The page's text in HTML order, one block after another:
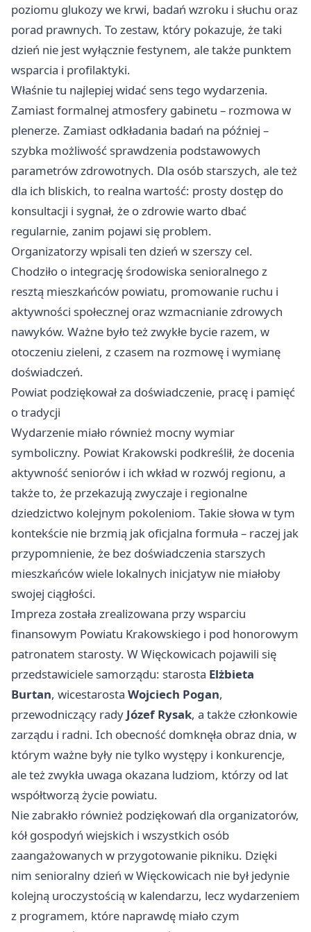
poziomu glukozy we krwi, badań wzroku i słuchu oraz
porad prawnych. To zestaw, który pokazuje, że taki
dzień nie jest wyłącznie festynem, ale także punktem
wsparcia i profilaktyki.
Właśnie tu najlepiej widać sens tego wydarzenia.
Zamiast formalnej atmosfery gabinetu – rozmowa w
plenerze. Zamiast odkładania badań na później –
szybka możliwość sprawdzenia podstawowych
parametrów zdrowotnych. Dla osób starszych, ale też
dla ich bliskich, to realna wartość: prosty dostęp do
konsultacji i sygnał, że o zdrowie warto dbać
regularnie, zanim pojawi się problem.
Organizatorzy wpisali ten dzień w szerszy cel.
Chodziło o integrację środowiska senioralnego z
resztą mieszkańców powiatu, promowanie ruchu i
aktywności społecznej oraz wzmacnianie zdrowych
nawyków. Ważne było też zwykłe bycie razem, w
otoczeniu zieleni, z czasem na rozmowę i wymianę
doświadczeń.
Powiat podziękował za doświadczenie, pracę i pamięć
o tradycji
Wydarzenie miało również mocny wymiar
symboliczny. Powiat Krakowski podkreślił, że docenia
aktywność seniorów i ich wkład w rozwój regionu, a
także to, że przekazują zwyczaje i regionalne
dziedzictwo kolejnym pokoleniom. Takie słowa w tym
kontekście nie brzmią jak oficjalna formuła – raczej jak
przypomnienie, że bez doświadczenia starszych
mieszkańców wiele lokalnych inicjatyw nie miałoby
swojej ciągłości.
Impreza została zrealizowana przy wsparciu
finansowym Powiatu Krakowskiego i pod honorowym
patronatem starosty. W Więckowicach pojawili się
przedstawiciele samorządu: starosta Elżbieta
Burtan, wicestarosta Wojciech Pogan,
przewodniczący rady Józef Rysak, a także członkowie
zarządu i radni. Ich obecność domknęła obraz dnia, w
którym ważne były nie tylko występy i konkurencje,
ale też zwykła uwaga okazana ludziom, którzy od lat
współtworzą życie powiatu.
Nie zabrakło również podziękowań dla organizatorów,
kół gospodyń wiejskich i wszystkich osób
zaangażowanych w przygotowanie pikniku. Dzięki
nim senioralny dzień w Więckowicach nie był jedynie
kolejną uroczystością w kalendarzu, lecz wydarzeniem
z programem, które naprawdę miało czym